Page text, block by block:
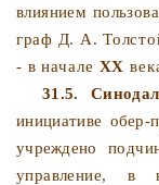
влиянием
граф Д. А.
- в начале XX
31.5.
инициати­ве обер-
учреждено
управление, в